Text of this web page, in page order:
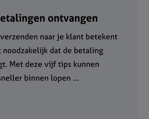
ontvangen
naar je klant betekent
noodzakelijk dat de betaling
Met deze vijf tips kunnen
binnen lopen ...